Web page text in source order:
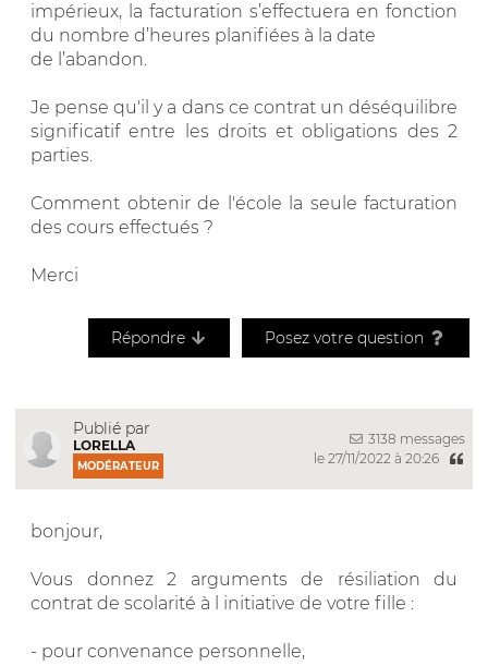
impérieux, la facturation s’effectuera en fonction
du nombre d’heures planifiées à la date
de l’abandon.
Je pense qu'il y a dans ce contrat un déséquilibre
significatif entre les droits et obligations des 2
parties.
Comment obtenir de l'école la seule facturation
des cours effectués ?
Merci
Répondre Posez votre question
Publié par
LORELLA
MODÉRATEUR
3138 messages
le 27/11/2022 à 20:26
bonjour,
Vous donnez 2 arguments de résiliation du
contrat de scolarité à l initiative de votre fille :
- pour convenance personnelle,